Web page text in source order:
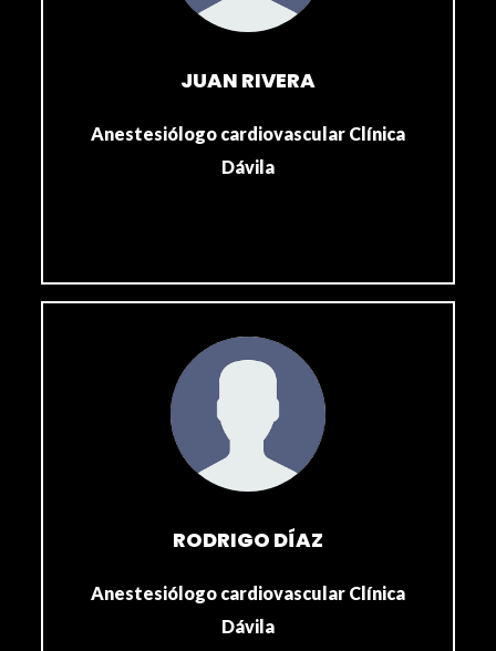
JUAN RIVERA
Anestesiólogo cardiovascular Clínica
Dávila
RODRIGO DÍAZ
Anestesiólogo cardiovascular Clínica
Dávila